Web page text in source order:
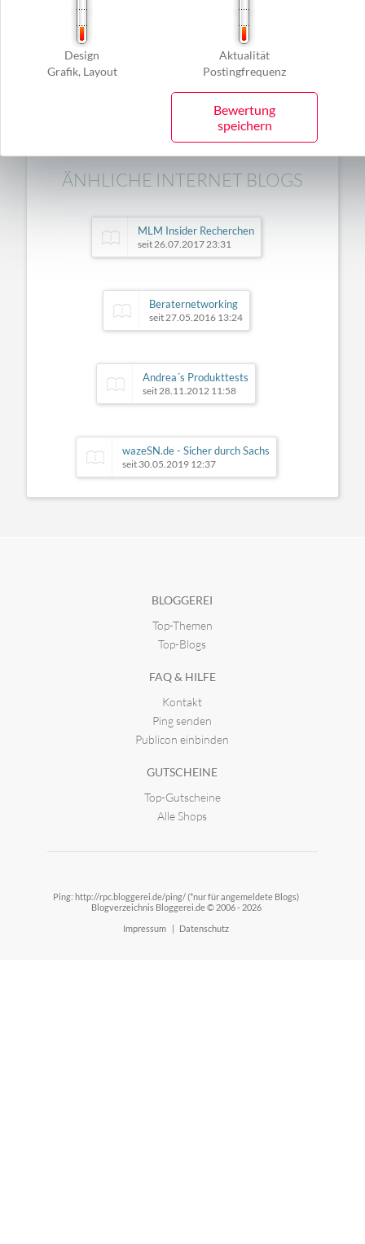
Design
Grafik, Layout
Aktualität
Postingfrequenz
Bewertung
speichern
IN DER RUBRIK
Internetblog
s
VISITS/TAG
⌀9
ÄNHLICHE INTERNET BLOGS
MLM Insider Recherchen
seit 26.07.2017 23:31
Beraternetworking
seit 27.05.2016 13:24
Andrea´s Produkttests
seit 28.11.2012 11:58
wazeSN.de - Sicher durch Sachs
seit 30.05.2019 12:37
BLOGGEREI
Top-Themen
Top-Blogs
FAQ & HILFE
Kontakt
Ping senden
Publicon einbinden
GUTSCHEINE
Top-Gutscheine
Alle Shops
Ping: http://rpc.bloggerei.de/ping/ (*nur für angemeldete Blogs)
Blogverzeichnis Bloggerei.de © 2006 - 2026
Impressum
| Datenschutz